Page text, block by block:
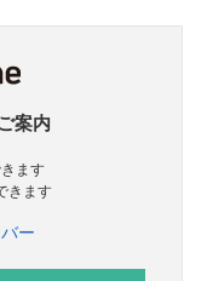
案内
ます
きます
ー